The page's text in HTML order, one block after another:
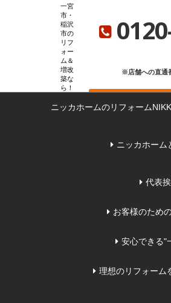
ニッカホーム総合サイト
一宮
市・
稲沢
市の
リフ
ォー
ム＆
増改
築な
ら
※店舗への直通
ニッカホームのリフォーム
ニッカホーム
代表
お客様のため
安心できる"
理想のリフォーム